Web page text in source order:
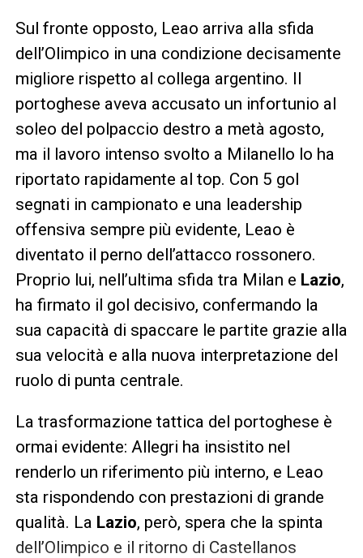
Sul fronte opposto, Leao arriva alla sfida
dell’Olimpico in una condizione decisamente
migliore rispetto al collega argentino. Il
portoghese aveva accusato un infortunio al
soleo del polpaccio destro a metà agosto,
ma il lavoro intenso svolto a Milanello lo ha
riportato rapidamente al top. Con 5 gol
segnati in campionato e una leadership
offensiva sempre più evidente, Leao è
diventato il perno dell’attacco rossonero.
Proprio lui, nell’ultima sfida tra Milan e Lazio,
ha firmato il gol decisivo, confermando la
sua capacità di spaccare le partite grazie alla
sua velocità e alla nuova interpretazione del
ruolo di punta centrale.
La trasformazione tattica del portoghese è
ormai evidente: Allegri ha insistito nel
renderlo un riferimento più interno, e Leao
sta rispondendo con prestazioni di grande
qualità. La Lazio, però, spera che la spinta
dell’Olimpico e il ritorno di Castellanos